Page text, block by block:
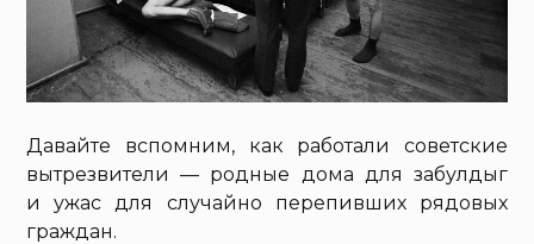
Давайте вспомним, как работали советские
вытрезвители — родные дома для забулдыг
и ужас для случайно перепивших рядовых
граждан.